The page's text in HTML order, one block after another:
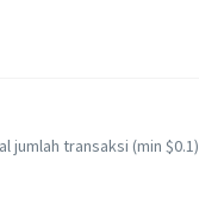
jumlah transaksi (min $0.1)